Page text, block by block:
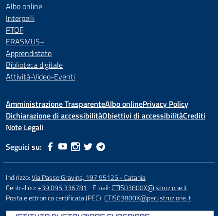
Albo online
Interpelli
PTOF
ERASMUS+
Apprendistato
Biblioteca digitale
Attività-Video-Eventi
Amministrazione TrasparenteAlbo onlinePrivacy Policy
Dichiarazione di accessibilitàObiettivi di accessibilitàCrediti
Note Legali
Seguici su:
Indirizzo:Via Passo Gravina, 197 95125 - Catania
Centralino:+39 095 336781 Email:CTIS03800X@istruzione.it
Posta elettronica certificata (PEC):CTIS03800X@pec.istruzione.it